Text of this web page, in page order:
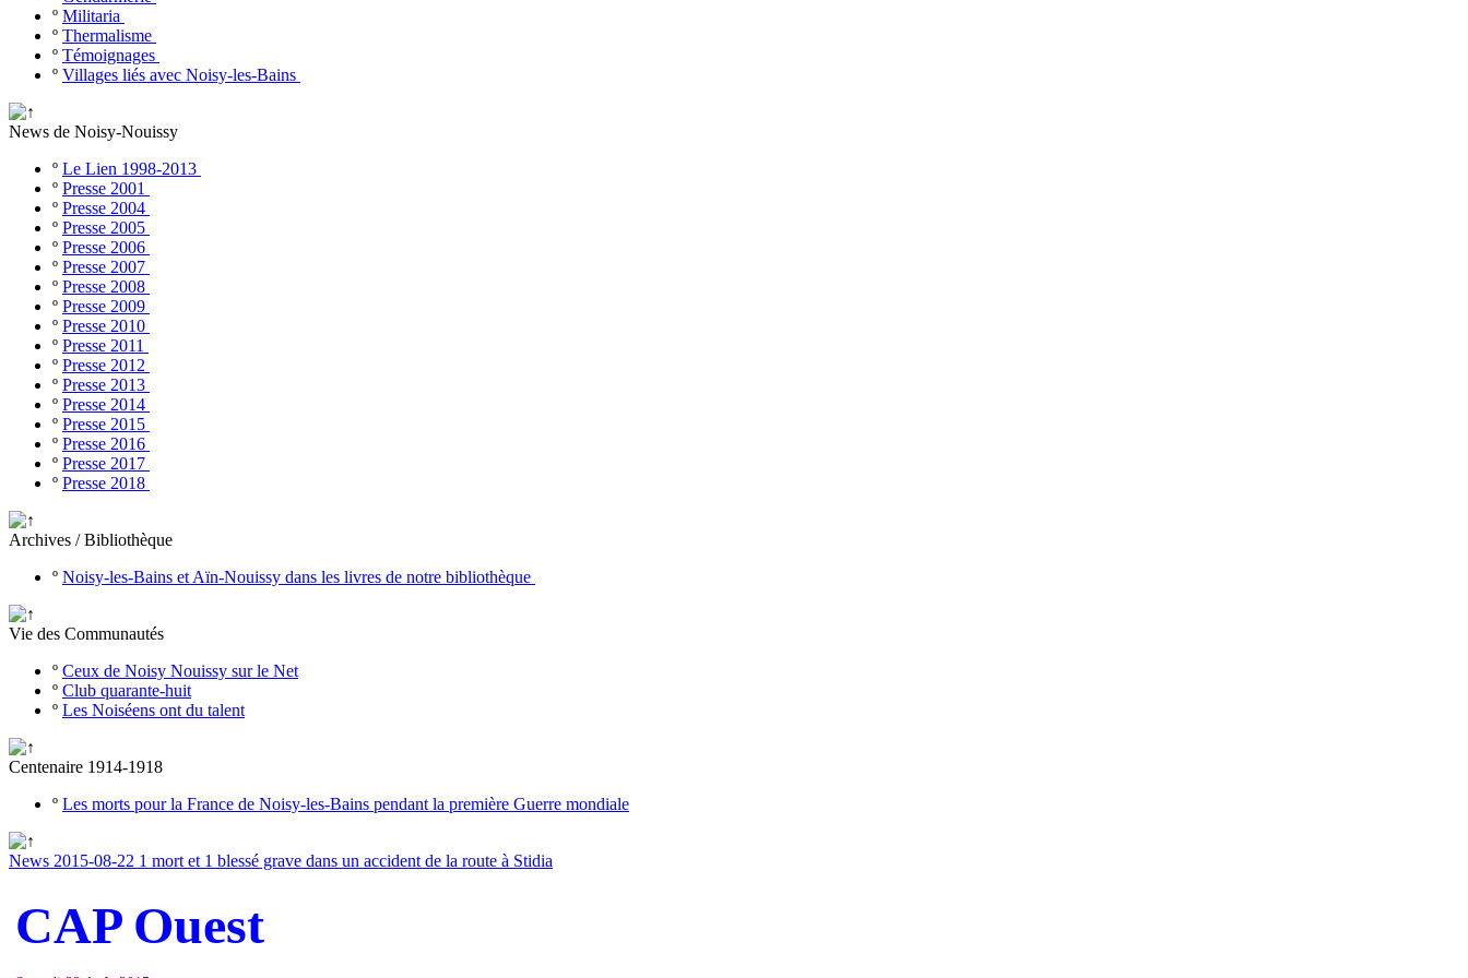
º Militaria
º Thermalisme
º Témoignages
º Villages liés avec Noisy-les-Bains
News de Noisy-Nouissy
º Le Lien 1998-2013
º Presse 2001
º Presse 2004
º Presse 2005
º Presse 2006
º Presse 2007
º Presse 2008
º Presse 2009
º Presse 2010
º Presse 2011
º Presse 2012
º Presse 2013
º Presse 2014
º Presse 2015
º Presse 2016
º Presse 2017
º Presse 2018
Archives / Bibliothèque
º Noisy-les-Bains et Aïn-Nouissy dans les livres de notre bibliothèque
Vie des Communautés
º Ceux de Noisy Nouissy sur le Net
º Club quarante-huit
º Les Noiséens ont du talent
Centenaire 1914-1918
º Les morts pour la France de Noisy-les-Bains pendant la première Guerre mondiale
News 2015-08-22 1 mort et 1 blessé grave dans un accident de la route à Stidia
CAP Ouest